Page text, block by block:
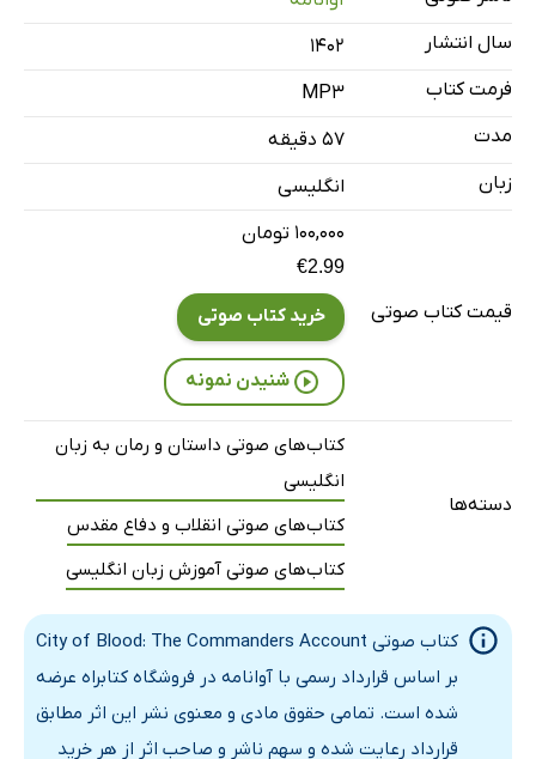
سال انتشار
۱۴۰۲
فرمت کتاب
MP3
مدت
۵۷ دقیقه
زبان
انگلیسی
قیمت کتاب صوتی
۱۰۰,۰۰۰ تومان
€2.99
خرید کتاب صوتی
شنیدن نمونه
دسته‌ها
کتاب‌های صوتی داستان و رمان به زبان
انگلیسی
کتاب‌های صوتی انقلاب و دفاع مقدس
کتاب‌های صوتی آموزش زبان انگلیسی
کتاب صوتی City of Blood: The Commanders Account
بر اساس قرارداد رسمی با آوانامه در فروشگاه کتابراه عرضه
شده است. تمامی حقوق مادی و معنوی نشر این اثر مطابق
قرارداد رعایت شده و سهم ناشر و صاحب اثر از هر خرید